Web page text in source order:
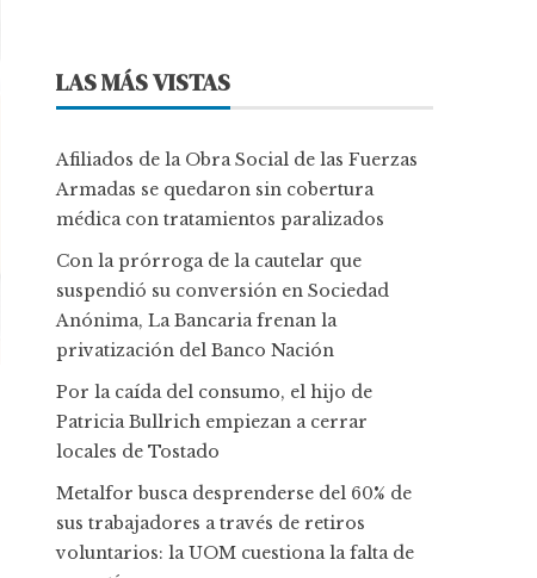
LAS MÁS VISTAS
Afiliados de la Obra Social de las Fuerzas
Armadas se quedaron sin cobertura
médica con tratamientos paralizados
Con la prórroga de la cautelar que
suspendió su conversión en Sociedad
Anónima, La Bancaria frenan la
privatización del Banco Nación
Por la caída del consumo, el hijo de
Patricia Bullrich empiezan a cerrar
locales de Tostado
Metalfor busca desprenderse del 60% de
sus trabajadores a través de retiros
voluntarios: la UOM cuestiona la falta de